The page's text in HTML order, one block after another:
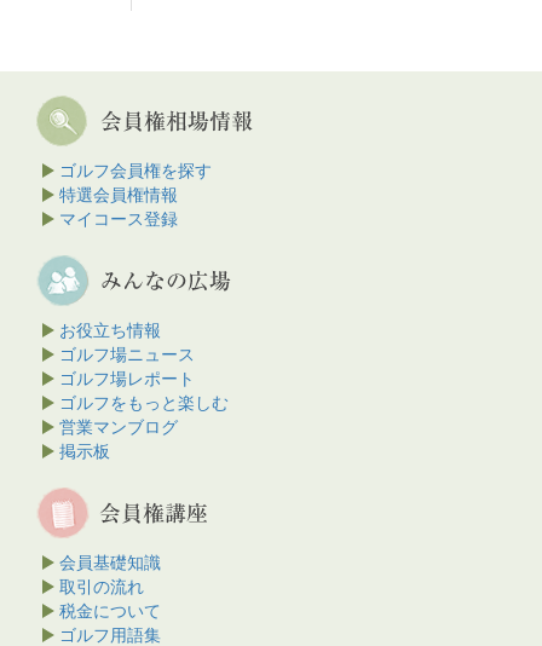
配人と対談（平成２３年１０月４日）の続きを見
る
総武カントリークラブ 金瀬支配人と対
おりましたが、素晴らしいクラブハウスですね。
中山カントリークラブ 古池支配人と対
談(平成２３年９月１３日)
待ち受け、いやがお...
ゴルフ会員権を探す
特選会員権情報
マイコース登録
お役立ち情報
ゴルフ場ニュース
ゴルフ場レポート
ゴルフをもっと楽しむ
営業マンブログ
掲示板
会員基礎知識
取引の流れ
税金について
ゴルフ用語集